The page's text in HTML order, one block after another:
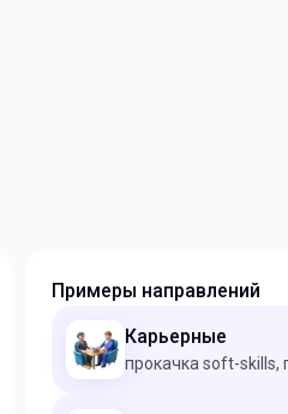
Примеры направлений
Карьерные
прокачка soft-